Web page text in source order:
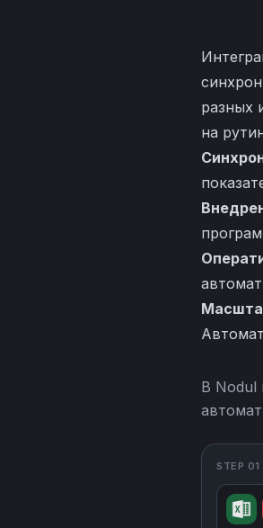
разных
на
В Nodul
STEP 01